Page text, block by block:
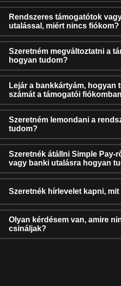
Rendszeres támogatótok
utalással, miért nincs fiókom?
Szeretném megváltoztatni a
hogyan tudom?
Lejár a bankkártyám, hogyan
számát a támogatói
Szeretném lemondani a
tudom?
Szeretnék átállni Simple Pay-
vagy banki utalásra hogyan
Szeretnék hírlevelet kapni,
Olyan kérdésem van, amire
csináljak?